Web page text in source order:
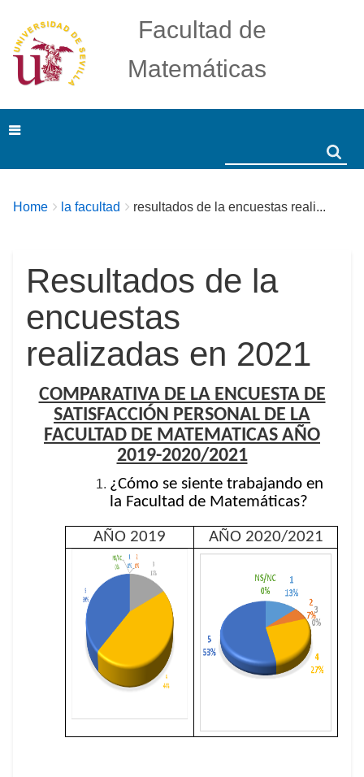
Facultad de
Matemáticas
Breadcrumbs
You
Home la facultad resultados de la encuestas reali...
Resultados de la
encuestas
realizadas en 2021
COMPARATIVA DE LA ENCUESTA DE
SATISFACCIÓN PERSONAL DE LA
FACULTAD DE MATEMATICAS AÑO
2019-2020/2021
¿Cómo se siente trabajando en
la Facultad de Matemáticas?
AÑO 2019 AÑO 2020/2021